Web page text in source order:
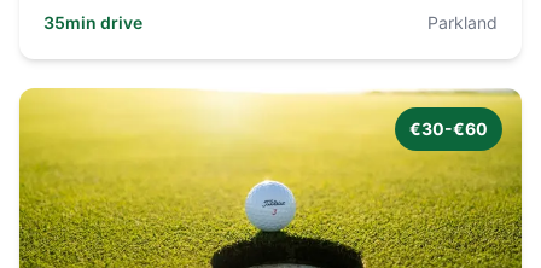
35min drive
Parkland
€30-€60